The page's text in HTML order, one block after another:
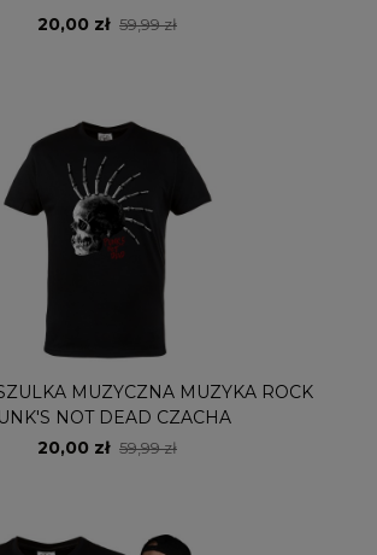
20,00 zł 59,99 zł
MUZYCZNA MUZYKA ROCK
NOT DEAD CZACHA
20,00 zł 59,99 zł